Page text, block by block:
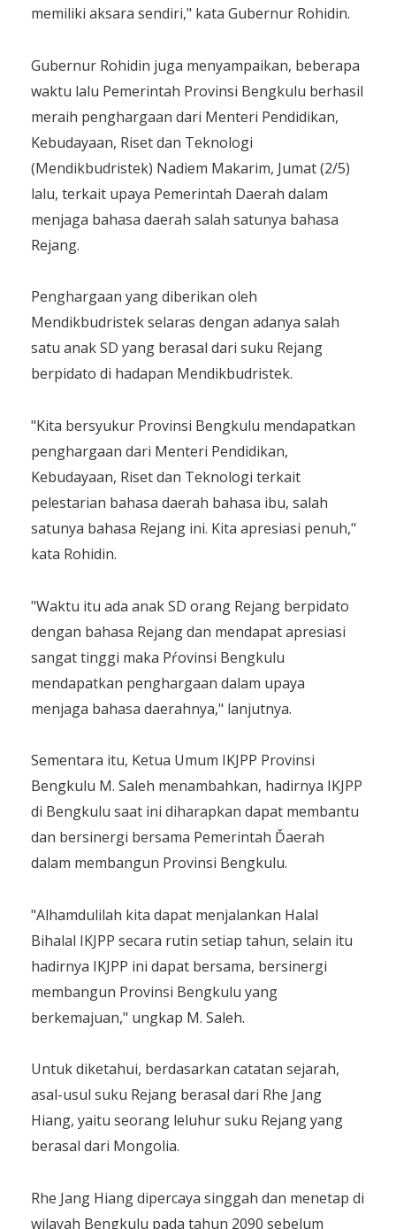
memiliki aksara sendiri," kata Gubernur Rohidin.
Gubernur Rohidin juga menyampaikan, beberapa
waktu lalu Pemerintah Provinsi Bengkulu berhasil
meraih penghargaan dari Menteri Pendidikan,
Kebudayaan, Riset dan Teknologi
(Mendikbudristek) Nadiem Makarim, Jumat (2/5)
lalu, terkait upaya Pemerintah Daerah dalam
menjaga bahasa daerah salah satunya bahasa
Rejang.
Penghargaan yang diberikan oleh
Mendikbudristek selaras dengan adanya salah
satu anak SD yang berasal dari suku Rejang
berpidato di hadapan Mendikbudristek.
"Kita bersyukur Provinsi Bengkulu mendapatkan
penghargaan dari Menteri Pendidikan,
Kebudayaan, Riset dan Teknologi terkait
pelestarian bahasa daerah bahasa ibu, salah
satunya bahasa Rejang ini. Kita apresiasi penuh,"
kata Rohidin.
"Waktu itu ada anak SD orang Rejang berpidato
dengan bahasa Rejang dan mendapat apresiasi
sangat tinggi maka Pŕovinsi Bengkulu
mendapatkan penghargaan dalam upaya
menjaga bahasa daerahnya," lanjutnya.
Sementara itu, Ketua Umum IKJPP Provinsi
Bengkulu M. Saleh menambahkan, hadirnya IKJPP
di Bengkulu saat ini diharapkan dapat membantu
dan bersinergi bersama Pemerintah Ďaerah
dalam membangun Provinsi Bengkulu.
"Alhamdulilah kita dapat menjalankan Halal
Bihalal IKJPP secara rutin setiap tahun, selain itu
hadirnya IKJPP ini dapat bersama, bersinergi
membangun Provinsi Bengkulu yang
berkemajuan," ungkap M. Saleh.
Untuk diketahui, berdasarkan catatan sejarah,
asal-usul suku Rejang berasal dari Rhe Jang
Hiang, yaitu seorang leluhur suku Rejang yang
berasal dari Mongolia.
Rhe Jang Hiang dipercaya singgah dan menetap di
wilayah Bengkulu pada tahun 2090 sebelum